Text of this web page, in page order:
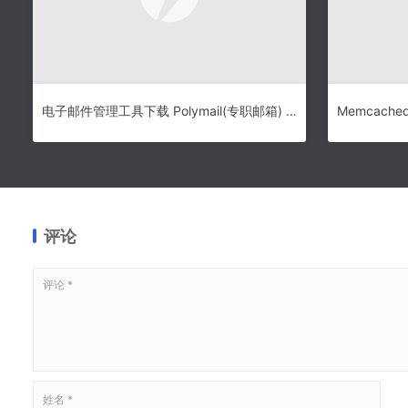
电子邮件管理工具下载 Polymail(专职邮箱) v2.2.4 官方版
评论